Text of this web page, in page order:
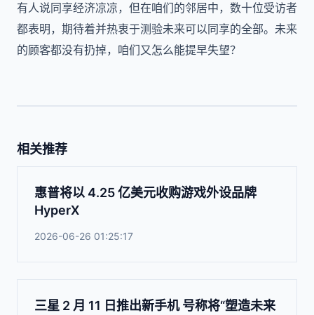
有人说同享经济凉凉，但在咱们的邻居中，数十位受访者
都表明，期待着并热衷于测验未来可以同享的全部。未来
的顾客都没有扔掉，咱们又怎么能提早失望？
相关推荐
惠普将以 4.25 亿美元收购游戏外设品牌
HyperX
2026-06-26 01:25:17
三星 2 月 11 日推出新手机 号称将“塑造未来